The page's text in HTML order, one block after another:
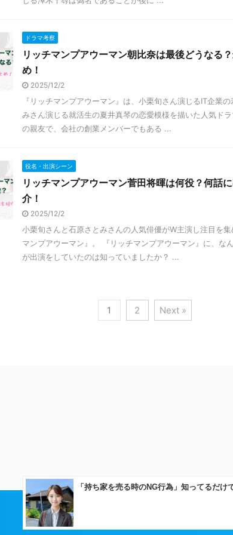
ドラマ考察
リッチマンプアウーマン朝比奈は最後どうなる
め！
2025/12/2
『リッチマンプアウーマン』は、小栗旬さん演じるIT企業
みさん演じる就活生の夏井真琴の恋愛模様を描いた人気ド
の親友で、会社の創業メンバーでもある ...
役名・出演シーン
リッチマンプアウーマン菅田将暉は何役？何話
介！
2025/12/2
小栗旬さんと石原さとみさんの人気俳優がW主演し注目を
マンプアウーマン』。 『リッチマンプアウーマン』に、な
が出演をしていたのは知っていましたか？ ...
1 2 Next »